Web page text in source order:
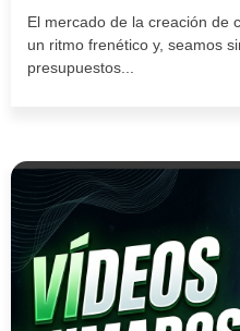
El mercado de la creación de
un ritmo frenético y, seamos
presupuestos...